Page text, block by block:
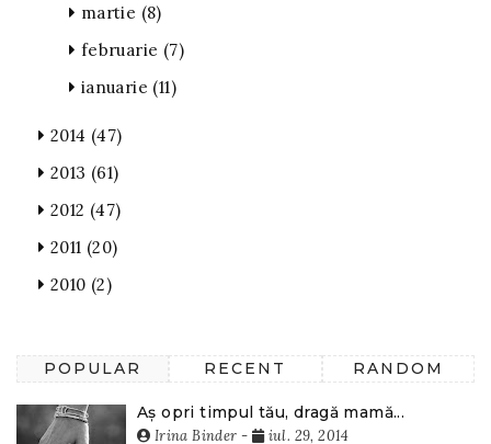
martie (8)
februarie (7)
ianuarie (11)
2014 (47)
2013 (61)
2012 (47)
2011 (20)
2010 (2)
POPULAR RECENT RANDOM
Aș opri timpul tău, dragă mamă...
Irina Binder - iul. 29, 2014